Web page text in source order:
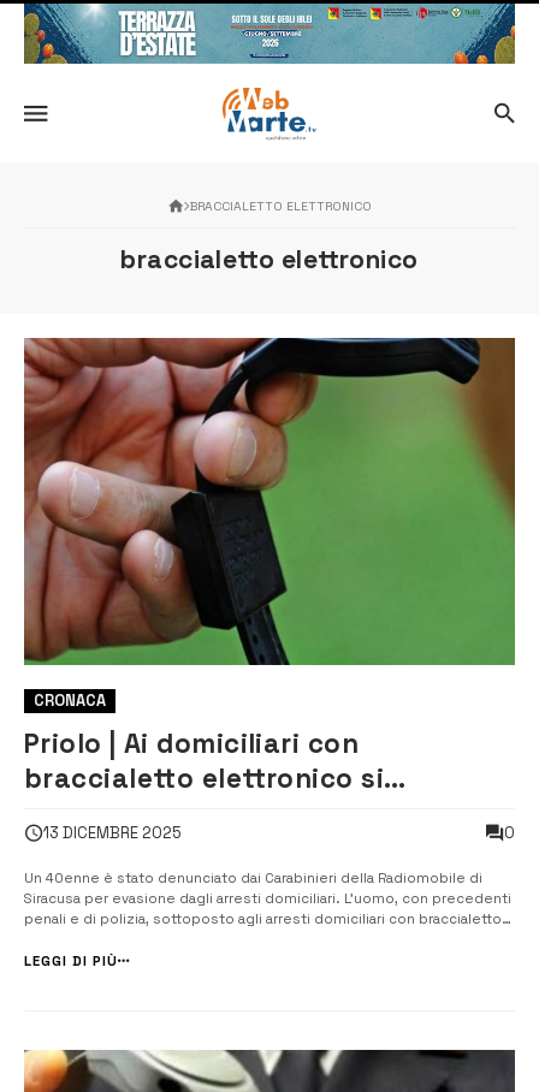
BRACCIALETTO ELETTRONICO
braccialetto elettronico
CRONACA
Priolo | Ai domiciliari con
braccialetto elettronico si
evasione
13 DICEMBRE 2025 0
Un 40enne è stato denunciato dai Carabinieri della Radiomobile di
Siracusa per evasione dagli arresti domiciliari. L’uomo, con precedenti
penali e di polizia, sottoposto agli arresti domiciliari con braccialetto
parte dei Carabinieri, non è stato trovato in casa. Nella circo...
LEGGI DI PIÙ